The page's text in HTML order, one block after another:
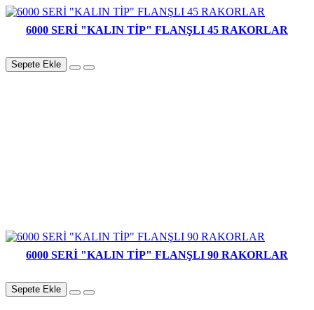
6000 SERİ "KALIN TİP" FLANŞLI 45 RAKORLAR
Sepete Ekle
6000 SERİ "KALIN TİP" FLANŞLI 90 RAKORLAR
Sepete Ekle